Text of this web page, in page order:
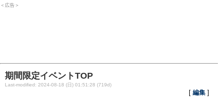
＜広告＞
期間限定イベントTOP
Last-modified: 2024-08-18 (日) 01:51:28 (719d)
[ 編集 ]